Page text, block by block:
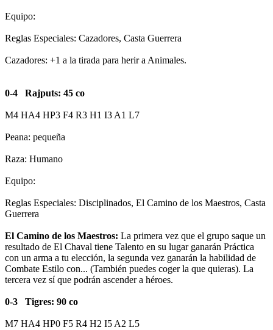
Equipo:
Reglas Especiales: Cazadores, Casta Guerrera
Cazadores: +1 a la tirada para herir a Animales.
0-4 Rajputs: 45 co
M4 HA4 HP3 F4 R3 H1 I3 A1 L7
Peana: pequeña
Raza: Humano
Equipo:
Reglas Especiales: Disciplinados, El Camino de los Maestros, Casta
Guerrera
El Camino de los Maestros: La primera vez que el grupo saque un
resultado de El Chaval tiene Talento en su lugar ganarán Práctica
con un arma a tu elección, la segunda vez ganarán la habilidad de
Combate Estilo con... (También puedes coger la que quieras). La
tercera vez sí que podrán ascender a héroes.
0-3 Tigres: 90 co
M7 HA4 HP0 F5 R4 H2 I5 A2 L5